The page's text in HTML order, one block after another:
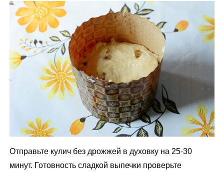
Отправьте кулич без дрожжей в духовку на 25-30
минут. Готовность сладкой выпечки проверьте